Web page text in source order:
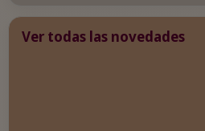
Ver todas las novedades